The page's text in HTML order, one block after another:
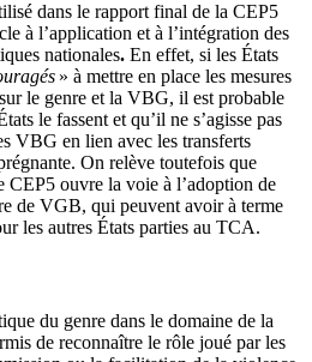
dans le rapport final de la CEP5
à l’application et à l’intégration des
nationales. En effet, si les États
» à mettre en place les mesures
le genre et la VBG, il est probable
le fassent et qu’il ne s’agisse pas
VBG en lien avec les transferts
On relève toutefois que
CEP5 ouvre la voie à l’adoption de
de VGB, qui peuvent avoir à terme
les autres États parties au TCA.
du genre dans le domaine de la
de reconnaître le rôle joué par les